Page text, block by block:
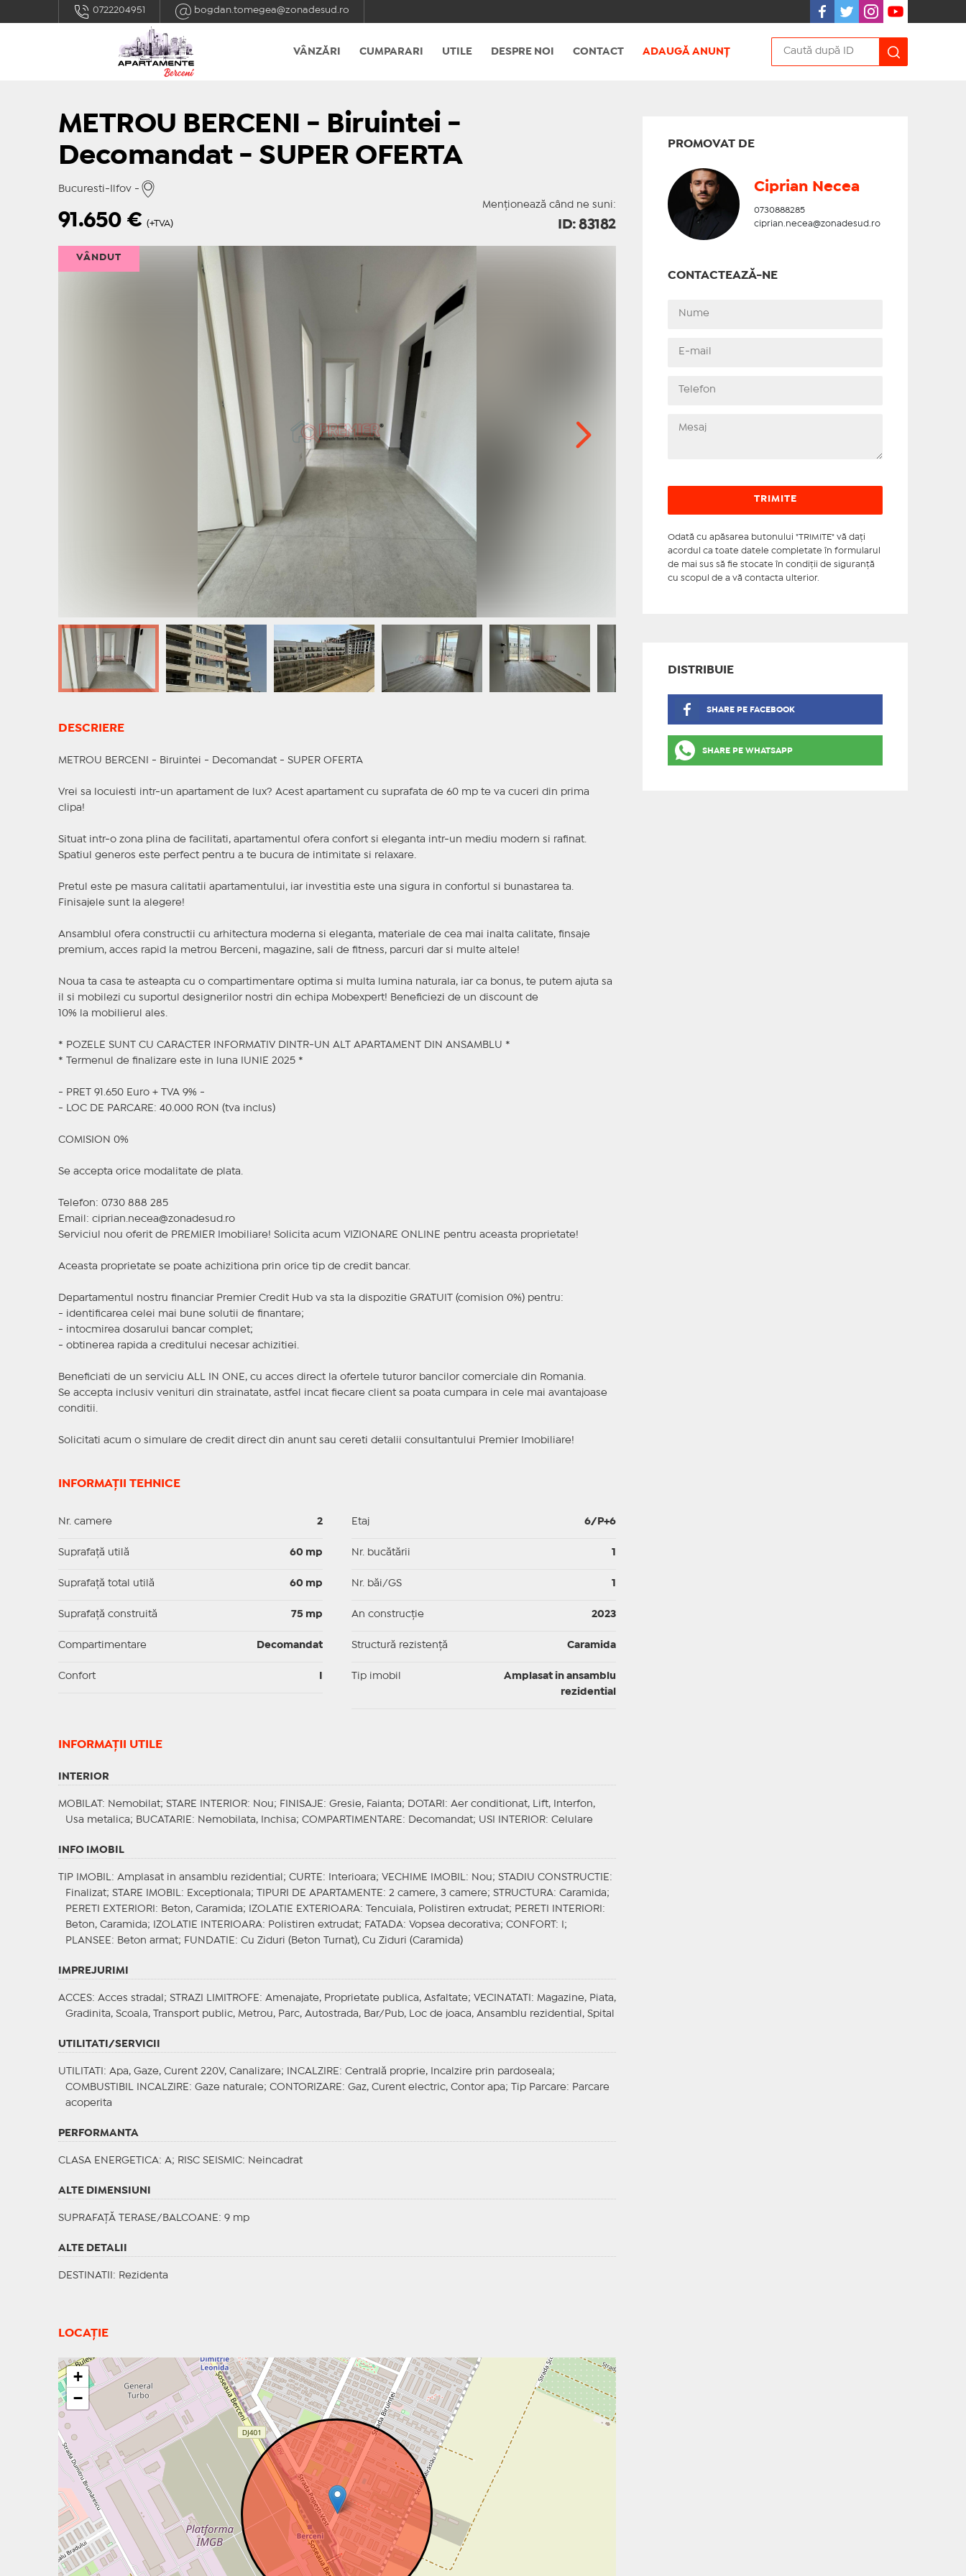
0722204951 bogdan.tomegea@zonadesud.ro
VÂNZĂRI CUMPARARI UTILE DESPRE NOI CONTACT ADAUGĂ ANUNȚ
METROU BERCENI - Biruintei -
Decomandat - SUPER OFERTA
Bucuresti-Ilfov -
Menționează când ne suni:
91.650€ (+TVA) ID: 83182
VÂNDUT
DESCRIERE
METROU BERCENI - Biruintei - Decomandat - SUPER OFERTA
Vrei sa locuiesti intr-un apartament de lux? Acest apartament cu suprafata de 60 mp te va cuceri din prima
clipa!
Situat intr-o zona plina de facilitati, apartamentul ofera confort si eleganta intr-un mediu modern si rafinat.
Spatiul generos este perfect pentru a te bucura de intimitate si relaxare.
Pretul este pe masura calitatii apartamentului, iar investitia este una sigura in confortul si bunastarea ta.
Finisajele sunt la alegere!
Ansamblul ofera constructii cu arhitectura moderna si eleganta, materiale de cea mai inalta calitate, finsaje
premium, acces rapid la metrou Berceni, magazine, sali de fitness, parcuri dar si multe altele!
Noua ta casa te asteapta cu o compartimentare optima si multa lumina naturala, iar ca bonus, te putem ajuta sa
il si mobilezi cu suportul designerilor nostri din echipa Mobexpert! Beneficiezi de un discount de
10% la mobilierul ales.
* POZELE SUNT CU CARACTER INFORMATIV DINTR-UN ALT APARTAMENT DIN ANSAMBLU *
* Termenul de finalizare este in luna IUNIE 2025 *
- PRET 91.650 Euro + TVA 9% -
- LOC DE PARCARE: 40.000 RON (tva inclus)
COMISION 0%
Se accepta orice modalitate de plata.
Telefon: 0730 888 285
Email: ciprian.necea@zonadesud.ro
Serviciul nou oferit de PREMIER Imobiliare! Solicita acum VIZIONARE ONLINE pentru aceasta proprietate!
Aceasta proprietate se poate achizitiona prin orice tip de credit bancar.
Departamentul nostru financiar Premier Credit Hub va sta la dispozitie GRATUIT (comision 0%) pentru:
- identificarea celei mai bune solutii de finantare;
- intocmirea dosarului bancar complet;
- obtinerea rapida a creditului necesar achizitiei.
Beneficiati de un serviciu ALL IN ONE, cu acces direct la ofertele tuturor bancilor comerciale din Romania.
Se accepta inclusiv venituri din strainatate, astfel incat fiecare client sa poata cumpara in cele mai avantajoase
conditii.
Solicitati acum o simulare de credit direct din anunt sau cereti detalii consultantului Premier Imobiliare!
INFORMAȚII TEHNICE
Nr. camere 2
Suprafaţă utilă 60 mp
Suprafaţă total utilă 60 mp
Suprafaţă construită 75 mp
Compartimentare Decomandat
Confort
Etaj 6/P+6
Nr. bucătării
Nr. băi/GS
An construcție 2023
Structură rezistență Caramida
Tip imobil
Amplasat in ansamblu
rezidential
INFORMAŢII UTILE
INTERIOR
MOBILAT : Nemobilat; STARE INTERIOR: Nou; FINISAJE : Gresie, Faianta; DOTARI : Aer conditionat, Lift, Interfon,
Usa metalica; BUCATARIE : Nemobilata, Inchisa; COMPARTIMENTARE : Decomandat; USI INTERIOR: Celulare
INFO IMOBIL
TIP IMOBIL : Amplasat in ansamblu rezidential; CURTE : Interioara; VECHIME IMOBIL : Nou; STADIU CONSTRUCTIE :
Finalizat; STARE IMOBIL : Exceptionala; TIPURI DE APARTAMENTE : 2 camere, 3 camere; STRUCTURA: Caramida;
PERETI EXTERIORI : Beton, Caramida; IZOLATIE EXTERIOARA: Tencuiala, Polistiren extrudat; PERETI INTERIORI :
Beton, Caramida;
IZOLATIE INTERIOARA: Polistiren extrudat; FATADA: Vopsea decorativa; CONFORT
: I;
PLANSEE : Beton armat; FUNDATIE : Cu Ziduri (Beton Turnat), Cu Ziduri (Caramida)
IMPREJURIMI
ACCES: Acces stradal; STRAZI LIMITROFE : Amenajate, Proprietate publica, Asfaltate; VECINATATI
: Magazine, Piata,
Gradinita, Scoala, Transport public, Metrou, Parc, Autostrada, Bar/Pub, Loc de joaca, Ansamblu rezidential, Spital
UTILITATI/SERVICII
UTILITATI : Apa, Gaze, Curent 220V, Canalizare; INCALZIRE : Centrală proprie, Incalzire prin pardoseala;
COMBUSTIBIL INCALZIRE : Gaze naturale; CONTORIZARE : Gaz, Curent electric, Contor apa; Tip Parcare: Parcare
acoperita
PERFORMANTA
CLASA ENERGETICA: A; RISC SEISMIC: Neincadrat
ALTE DIMENSIUNI
SUPRAFAȚĂ TERASE/BALCOANE: 9 mp
ALTE DETALII
DESTINATII : Rezidenta
LOCAȚIE
+
−
PROMOVAT DE
Ciprian Necea
0730888285
ciprian.necea@zonadesud.ro
CONTACTEAZĂ-NE
Odată cu apăsarea butonului "TRIMITE" vă daţi
acordul ca toate datele completate în formularul
de mai sus să fie stocate în condiţii de siguranţă
cu scopul de a vă contacta ulterior.
DISTRIBUIE
SHARE PE FACEBOOK
SHARE PE WHATSAPP